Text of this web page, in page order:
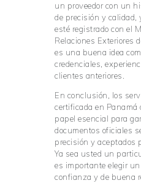
un proveedor con un
de precisión y calidad,
esté registrado con el
Relaciones Exteriores
es una buena idea
credenciales,
clientes anteriores.
En conclusión, los
certificada en Panamá
papel esencial para
documentos oficiales
precisión y aceptados
Ya sea usted un
es importante elegir un
confianza y de buena